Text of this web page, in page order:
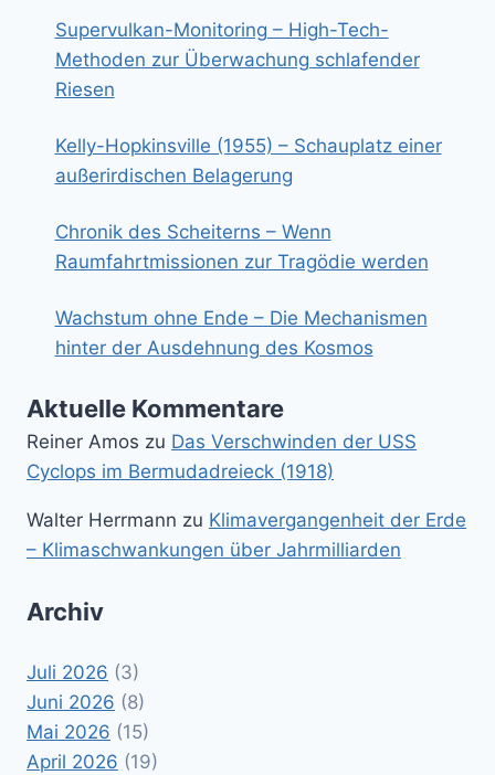
Supervulkan-Monitoring – High-Tech-
Methoden zur Überwachung schlafender
Riesen
Kelly-Hopkinsville (1955) – Schauplatz einer
außerirdischen Belagerung
Chronik des Scheiterns – Wenn
Raumfahrtmissionen zur Tragödie werden
Wachstum ohne Ende – Die Mechanismen
hinter der Ausdehnung des Kosmos
Aktuelle Kommentare
Reiner Amos zu Das Verschwinden der USS
Cyclops im Bermudadreieck (1918)
Walter Herrmann zu Klimavergangenheit der Erde
– Klimaschwankungen über Jahrmilliarden
Archiv
Juli 2026 (3)
Juni 2026 (8)
Mai 2026 (15)
April 2026 (19)